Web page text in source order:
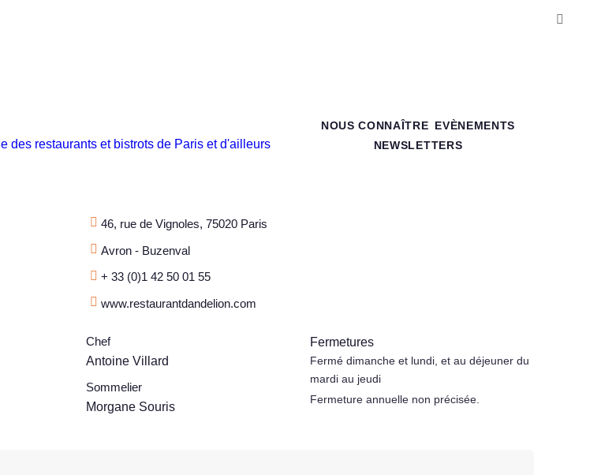
NOUS CONNAÎTRE
EVÈNEMENTS
NEWSLETTERS
46, rue de Vignoles, 75020 Paris
Avron - Buzenval
+ 33 (0)1 42 50 01 55
www.restaurantdandelion.com
Chef
Antoine Villard
Sommelier
Morgane Souris
Fermetures
Fermé dimanche et lundi, et au déjeuner du
mardi au jeudi
Fermeture annuelle non précisée.